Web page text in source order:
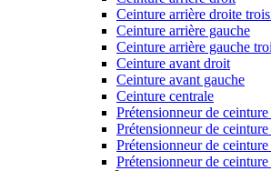
Ceinture arrière droite
Ceinture arrière gauche
Ceinture arrière gauche
Ceinture avant droit
Ceinture avant gauche
Ceinture centrale
Prétensionneur de
Prétensionneur de
Prétensionneur de
Prétensionneur de